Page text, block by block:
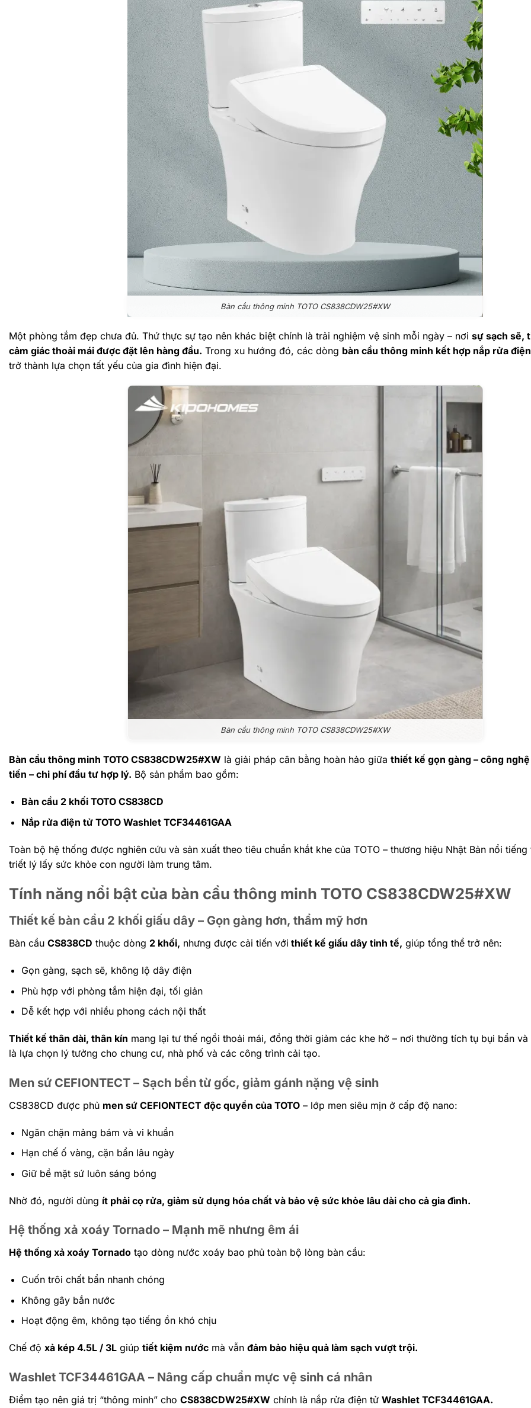
Bàn cầu thông minh TOTO CS838CDW25#XW
Một phòng tắm đẹp chưa đủ. Thứ thực sự tạo nên khác biệt chính là trải nghiệm vệ sinh mỗi ngày – nơi sự sạch sẽ,
cảm giác thoải mái được đặt lên hàng đầu. Trong xu hướng đó, các dòng bàn cầu thông minh kết hợp nắp rửa
trở thành lựa chọn tất yếu của gia đình hiện đại.
Bàn cầu thông minh TOTO CS838CDW25#XW
Bàn cầu thông minh TOTO CS838CDW25#XW là giải pháp cân bằng hoàn hảo giữa thiết kế gọn gàng – công
tiến – chi phí đầu tư hợp lý. Bộ sản phẩm bao gồm:
Bàn cầu 2 khối TOTO CS838CD
Nắp rửa điện tử TOTO Washlet TCF34461GAA
Toàn bộ hệ thống được nghiên cứu và sản xuất theo tiêu chuẩn khắt khe của TOTO – thương hiệu Nhật Bản nổi
triết lý lấy sức khỏe con người làm trung tâm.
Tính năng nổi bật của bàn cầu thông minh TOTO CS838CDW25#XW
Thiết kế bàn cầu 2 khối giấu dây – Gọn gàng hơn, thẩm mỹ hơn
Bàn cầu CS838CD thuộc dòng 2 khối, nhưng được cải tiến với thiết kế giấu dây tinh tế, giúp tổng thể trở nên:
Gọn gàng, sạch sẽ, không lộ dây điện
Phù hợp với phòng tắm hiện đại, tối giản
Dễ kết hợp với nhiều phong cách nội thất
Thiết kế thân dài, thân kín mang lại tư thế ngồi thoải mái, đồng thời giảm các khe hở – nơi thường tích tụ bụi bẩn
là lựa chọn lý tưởng cho chung cư, nhà phố và các công trình cải tạo.
Men sứ CEFIONTECT – Sạch bền từ gốc, giảm gánh nặng vệ sinh
CS838CD được phủ men sứ CEFIONTECT độc quyền của TOTO – lớp men siêu mịn ở cấp độ nano:
Ngăn chặn mảng bám và vi khuẩn
Hạn chế ố vàng, cặn bẩn lâu ngày
Giữ bề mặt sứ luôn sáng bóng
Nhờ đó, người dùng ít phải cọ rửa, giảm sử dụng hóa chất và bảo vệ sức khỏe lâu dài cho cả gia đình.
Hệ thống xả xoáy Tornado – Mạnh mẽ nhưng êm ái
Hệ thống xả xoáy Tornado tạo dòng nước xoáy bao phủ toàn bộ lòng bàn cầu:
Cuốn trôi chất bẩn nhanh chóng
Không gây bắn nước
Hoạt động êm, không tạo tiếng ồn khó chịu
Chế độ xả kép 4.5L / 3L giúp tiết kiệm nước mà vẫn đảm bảo hiệu quả làm sạch vượt trội.
Washlet TCF34461GAA – Nâng cấp chuẩn mực vệ sinh cá nhân
Điểm tạo nên giá trị “thông minh” cho CS838CDW25#XW chính là nắp rửa điện tử Washlet TCF34461GAA.